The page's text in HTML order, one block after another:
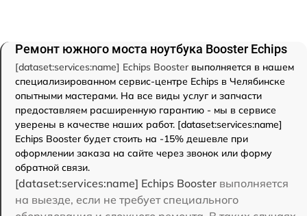
Ремонт южного моста ноутбука Booster Echips
[dataset:services:name] Echips Booster выполняется в нашем
специализированном сервис-центре Echips в Челябинске
опытными мастерами. На все виды услуг и запчасти
предоставляем расширенную гарантию - мы в сервисе
уверены в качестве наших работ. [dataset:services:name]
Echips Booster будет стоить на -15% дешевле при
оформлении заказа на сайте через звонок или форму
обратной связи.
[dataset:services:name] Echips Booster выполняется
на выезде, если не требует специального